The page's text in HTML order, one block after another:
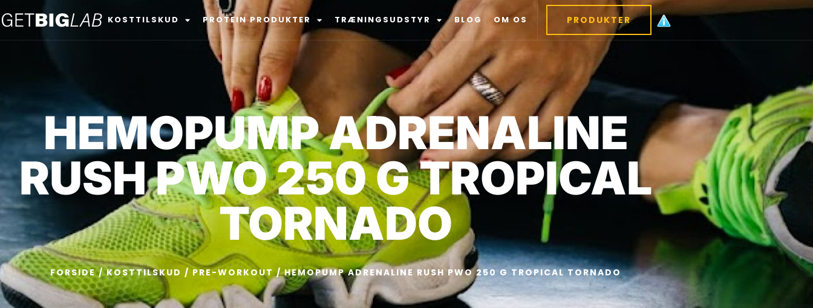
KOSTTILSKUD PROTEIN PRODUKTER TRÆNINGSUDSTYR BLOG OM OS PRODUKTER
HEMOPUMP ADRENALINE
RUSH PWO 250 G TROPICAL
TORNADO
FORSIDE/KOSTTILSKUD /PRE-WORKOUT / HEMOPUMP ADRENALINE RUSH PWO 250 G TROPICAL TORNADO